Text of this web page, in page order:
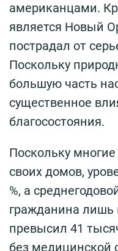
американцами.
является Новый
пострадал от
Поскольку
большую часть
существенное
благосостояния.
Поскольку
своих домов,
%, а
гражданина лишь
превысил 41
без медицинской